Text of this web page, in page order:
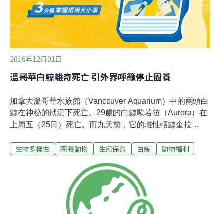
2016年12月01日
溫哥華白鯨離奇死亡 引外界呼籲停止圈養
加拿大溫哥華水族館（Vancouver Aquarium）中的兩頭白
鯨在神秘的狀況下死亡。29歲的白鯨歐若拉（Aurora）在
上周五（25日）死亡。而九天前，它的雌性犢鯨奎拉
（beluga whale），根據加拿大漁業及海洋部
在圈養的環境下壽命可長達40年。奎拉21歲，是加拿大第
一隻在圈養的環境下生育出的鯨類。在奎拉死亡後幾天，
歐若拉開始出現相關的症狀。水族館方面在周六進行的屍
體檢驗，以確定死因。檢驗結果顯示，歐若拉有嚴重的肝
生物多樣性 圈養動物 生態保育 白鯨 動物福利